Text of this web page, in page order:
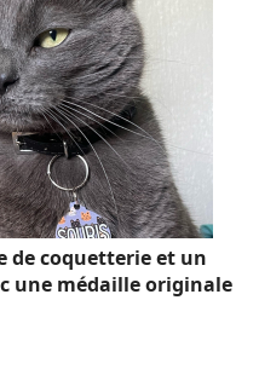
de coquetterie et un
une médaille originale